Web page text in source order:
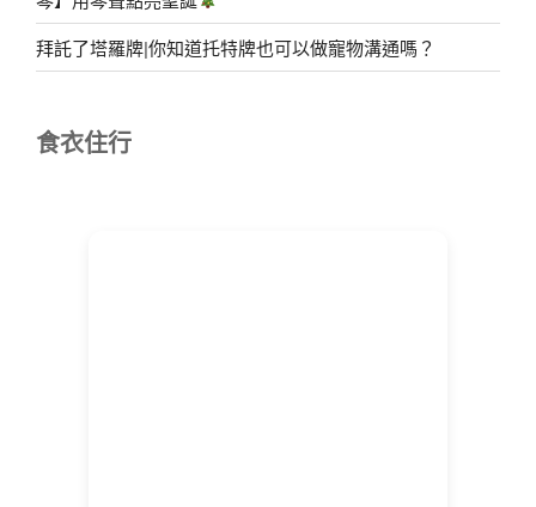
拜託了塔羅牌|你知道托特牌也可以做寵物溝通嗎？
食衣住行